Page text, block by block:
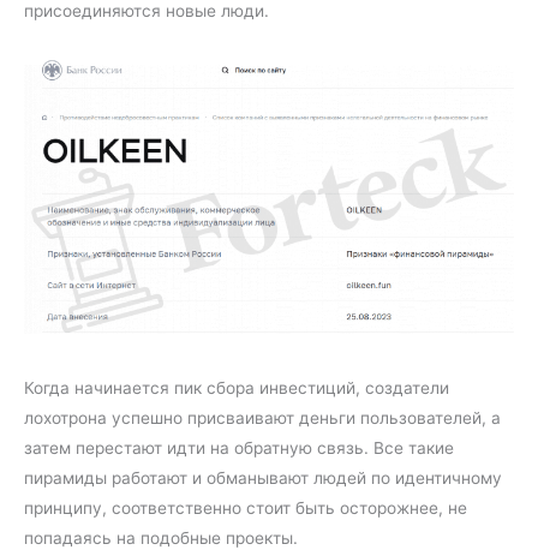
присоединяются новые люди.
Когда начинается пик сбора инвестиций, создатели
лохотрона успешно присваивают деньги пользователей, а
затем перестают идти на обратную связь. Все такие
пирамиды работают и обманывают людей по идентичному
принципу, соответственно стоит быть осторожнее, не
попадаясь на подобные проекты.